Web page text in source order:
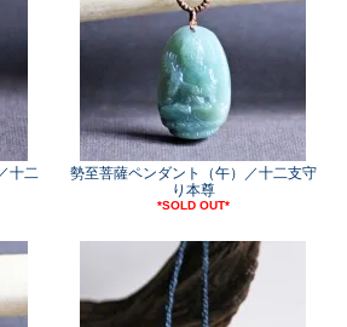
十二
勢至菩薩ペンダント（午）／十二支守
り本尊
*SOLD OUT*